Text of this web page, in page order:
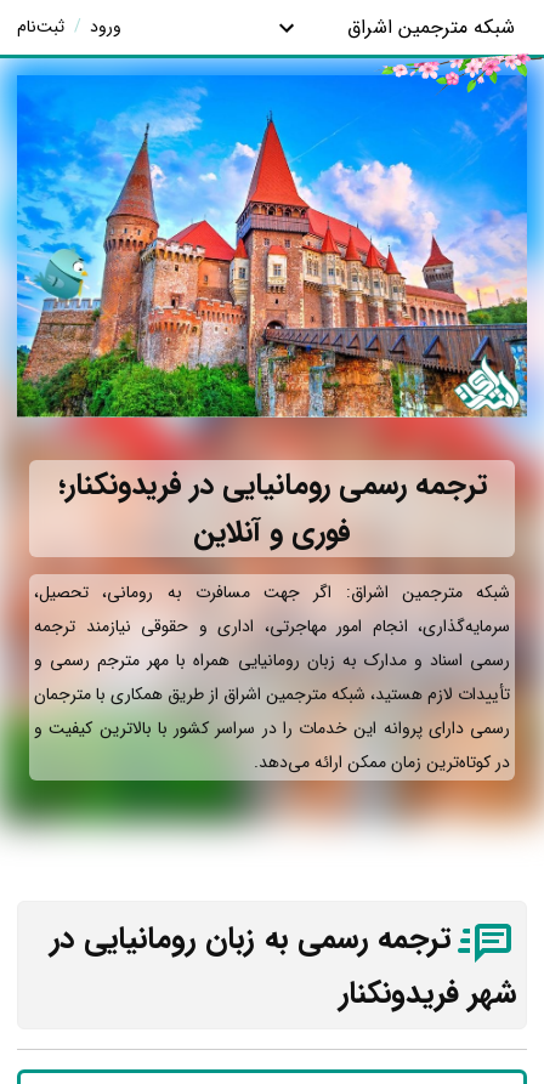
شبکه مترجمین اشراق ورود / ثبت‌نام
ترجمه رسمی رومانیایی در فریدونکنار؛
فوری و آنلاین
شبکه مترجمین اشراق: اگر جهت مسافرت به رومانی، تحصیل،
سرمایه‌گذاری، انجام امور مهاجرتی، اداری و حقوقی نیازمند ترجمه
رسمی اسناد و مدارک به زبان رومانیایی همراه با مهر مترجم رسمی و
تأییدات لازم هستید، شبکه مترجمین اشراق از طریق همکاری با مترجمان
رسمی دارای پروانه این خدمات را در سراسر کشور با بالاترین کیفیت و
در کوتاه‌ترین زمان ممکن ارائه می‌دهد.
ترجمه رسمی به زبان رومانیایی در
شهر فریدونکنار